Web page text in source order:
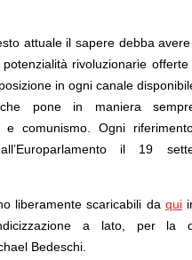
attuale il sapere debba
rivoluzionarie
in ogni canale
pone in maniera
e comunismo. Ogni
il 19
liberamente scaricabili da qui
a lato, per la
Bedeschi.